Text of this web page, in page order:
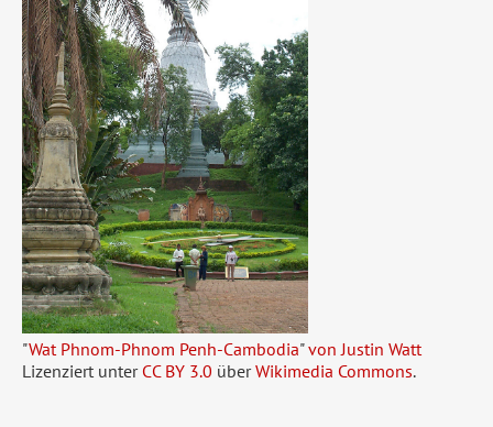
"Wat Phnom-Phnom Penh-Cambodia"von Justin Watt
Lizenziert unter CC BY 3.0 überWikimedia Commons.